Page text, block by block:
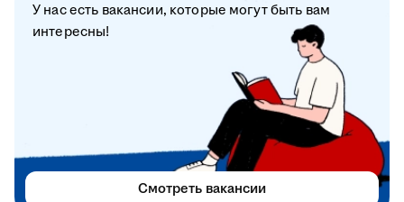
У нас есть вакансии, которые могут быть вам
интересны!
Смотреть вакансии